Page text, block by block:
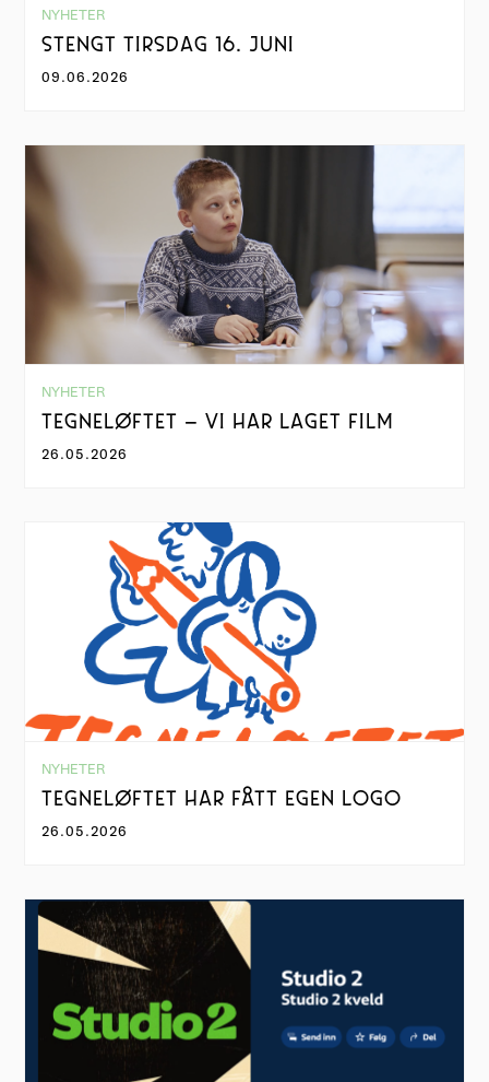
NYHETER
STENGT TIRSDAG 16. JUNI
09.06.2026
NYHETER
TEGNELØFTET – VI HAR LAGET FILM
26.05.2026
NYHETER
TEGNELØFTET HAR FÅTT EGEN LOGO
26.05.2026